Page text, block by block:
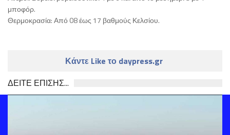
μποφόρ.
Θερμοκρασία: Από 08 έως 17 βαθμούς Κελσίου.
Κάντε Like το daypress.gr
ΔΕΙΤΕ ΕΠΙΣΗΣ...